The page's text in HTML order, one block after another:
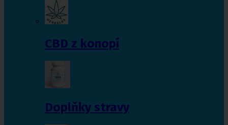
CBD z konopí
Doplňky stravy